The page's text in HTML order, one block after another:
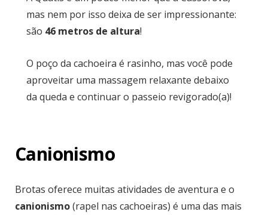
mas nem por isso deixa de ser impressionante:
são 46 metros de altura!
O poço da cachoeira é rasinho, mas você pode
aproveitar uma massagem relaxante debaixo
da queda e continuar o passeio revigorado(a)!
Canionismo
Brotas oferece muitas atividades de aventura e o
canionismo(rapel nas cachoeiras) é uma das mais